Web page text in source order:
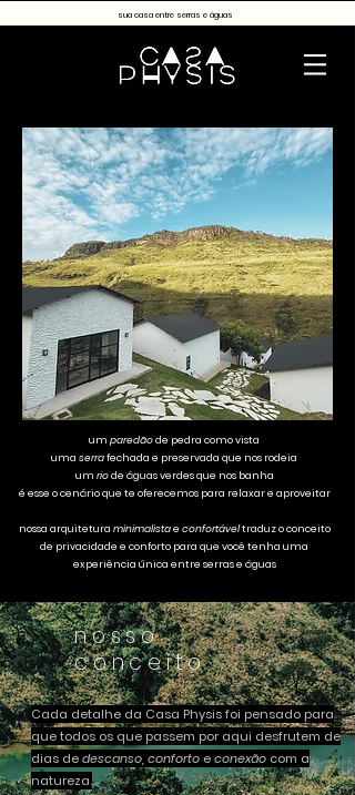
sua casa entre serras e águas
um paredãode pedra como vista
uma serrafechada e preservada que nos rodeia
um riode águas verdes que nos banha
é esse o cenário que te oferecemos para relaxar e aproveitar
nossa arquitetura minimalistae confortáveltraduz o conceito
de privacidade e conforto para que você tenha uma
experiência única entre serras e águas
nosso
conceito
Cada detalhe da Casa Physis foi pensado para
que todos os que passem por aqui desfrutem de
dias dedescanso, conforto econexão com a
natureza.